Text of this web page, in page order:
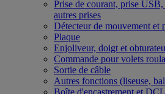
Prise de courant, prise
autres prises
Détecteur de mouvement et
Plaque
Enjoliveur, doigt et
Commande pour volets
Sortie de câble
Autres fonctions (liseuse,
Boîte d'encastrement et DCL